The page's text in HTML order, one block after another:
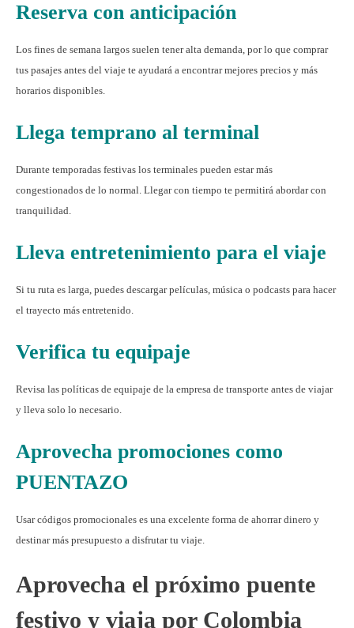
Reserva con anticipación
Los fines de semana largos suelen tener alta demanda, por lo que comprar
tus pasajes antes del viaje te ayudará a encontrar mejores precios y más
horarios disponibles.
Llega temprano al terminal
Durante temporadas festivas los terminales pueden estar más
congestionados de lo normal. Llegar con tiempo te permitirá abordar con
tranquilidad.
Lleva entretenimiento para el viaje
Si tu ruta es larga, puedes descargar películas, música o podcasts para hacer
el trayecto más entretenido.
Verifica tu equipaje
Revisa las políticas de equipaje de la empresa de transporte antes de viajar
y lleva solo lo necesario.
Aprovecha promociones como
PUENTAZO
Usar códigos promocionales es una excelente forma de ahorrar dinero y
destinar más presupuesto a disfrutar tu viaje.
Aprovecha el próximo puente
festivo y viaja por Colombia